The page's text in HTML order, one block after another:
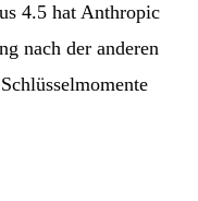
4.5 hat Anthropic
nach der anderen